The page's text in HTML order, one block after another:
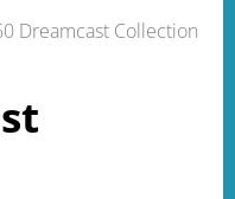
Dreamcast Collection